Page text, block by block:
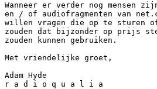
Wanneer er verder nog mensen
en / of audiofragmenten van
willen vragen die op te sturen of
zouden dat bijzonder op prijs
zouden kunnen gebruiken.
Met vriendelijke groet,
Adam Hyde
r a d i o q u a l i a